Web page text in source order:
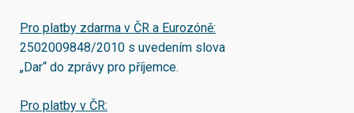
Pro platby zdarma v ČR a Eurozóně:
2502009848/2010 s uvedením slova
„Dar“ do zprávy pro příjemce.
Pro platby v ČR: